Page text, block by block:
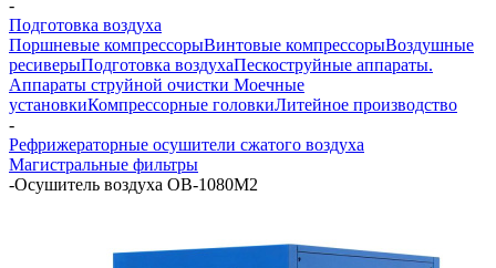
-
Подготовка воздуха
Поршневые компрессорыВинтовые компрессорыВоздушные
ресиверыПодготовка воздухаПескоструйные аппараты.
Аппараты струйной очистки Моечные
установкиКомпрессорные головкиЛитейное производство
-
Рефрижераторные осушители сжатого воздуха
Магистральные фильтры
-Осушитель воздуха ОВ-1080М2